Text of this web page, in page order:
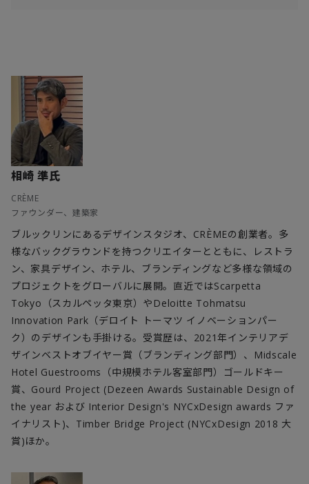
相崎 準氏
CRÈME
ファウンダー、建築家
ブルックリンにあるデザインスタジオ、CRÈMEの創業者。多
様なバックグラウンドを持つクリエイターとともに、レストラ
ン、家具デザイン、ホテル、ブランディングなど多様な領域の
プロジェクトをグローバルに展開。直近ではScarpetta
Tokyo（スカルペッタ東京）やDeloitte Tohmatsu
Innovation Park（デロイト トーマツ イノベーションパー
ク）のデザインも手掛ける。受賞歴は、2021年インテリアデ
ザインベストオブイヤー賞（ブランディング部門）、Midscale
Hotel Guestrooms（中規模ホテル客室部門）ゴールドキー
賞、Gourd Project (Dezeen Awards Sustainable Design of
the year および Interior Design's NYCxDesign awards ファ
イナリスト)、Timber Bridge Project (NYCxDesign 2018 大
賞)ほか。